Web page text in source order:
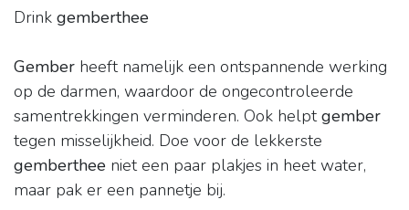
Drink gemberthee
Gember heeft namelijk een ontspannende werking
op de darmen, waardoor de ongecontroleerde
samentrekkingen verminderen. Ook helptgember
tegen misselijkheid. Doe voor de lekkerste
gemberthee niet een paar plakjes in heet water,
maar pak er een pannetje bij.